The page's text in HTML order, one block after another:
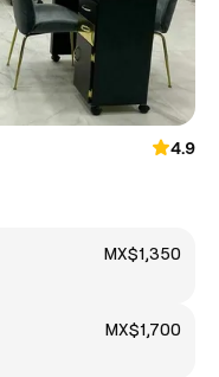
4.9
MX$1,350
MX$1,700